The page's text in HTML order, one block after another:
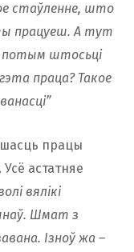
стаўленне, што
працуеш. А тут
потым штосьці
праца? Такое
працы
астатняе
вялікі
Шмат з
Ізноў жа –